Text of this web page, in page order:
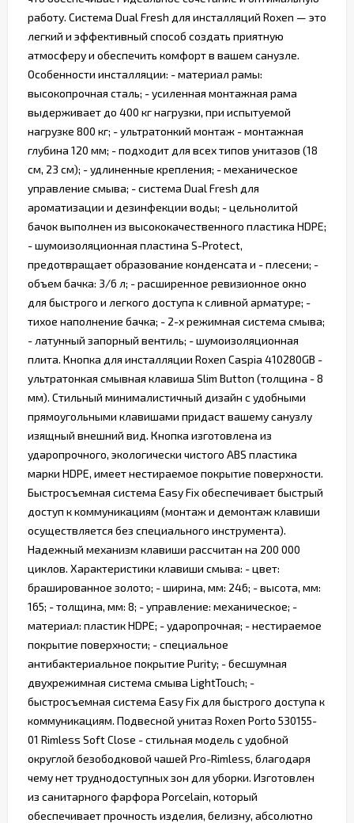
работу. Система Dual Fresh для инсталляций Roxen — это
легкий и эффективный способ создать приятную
атмосферу и обеспечить комфорт в вашем санузле.
Особенности инсталляции: - материал рамы:
высокопрочная сталь; - усиленная монтажная рама
выдерживает до 400 кг нагрузки, при испытуемой
нагрузке 800 кг; - ультратонкий монтаж - монтажная
глубина 120 мм; - подходит для всех типов унитазов (18
см, 23 см); - удлиненные крепления; - механическое
управление смыва; - система Dual Fresh для
ароматизации и дезинфекции воды; - цельнолитой
бачок выполнен из высококачественного пластика HDPE;
- шумоизоляционная пластина S-Protect,
предотвращает образование конденсата и - плесени; -
объем бачка: 3/6 л; - расширенное ревизионное окно
для быстрого и легкого доступа к сливной арматуре; -
тихое наполнение бачка; - 2-х режимная система смыва;
- латунный запорный вентиль; - шумоизоляционная
плита. Кнопка для инсталляции Roxen Caspia 410280GB -
ультратонкая смывная клавиша Slim Button (толщина - 8
мм). Стильный минималистичный дизайн с удобными
прямоугольными клавишами придаст вашему санузлу
изящный внешний вид. Кнопка изготовлена из
ударопрочного, экологически чистого ABS пластика
марки HDPE, имеет нестираемое покрытие поверхности.
Быстросъемная система Easy Fix обеспечивает быстрый
доступ к коммуникациям (монтаж и демонтаж клавиши
осуществляется без специального инструмента).
Надежный механизм клавиши рассчитан на 200 000
циклов. Характеристики клавиши смыва: - цвет:
брашированное золото; - ширина, мм: 246; - высота, мм:
165; - толщина, мм: 8; - управление: механическое; -
материал: пластик HDPE; - ударопрочная; - нестираемое
покрытие поверхности; - специальное
антибактериальное покрытие Purity; - бесшумная
двухрежимная система смыва LightTouch; -
быстросъемная система Easy Fix для быстрого доступа к
коммуникациям. Подвесной унитаз Roxen Porto 530155-
01 Rimless Soft Close - стильная модель с удобной
округлой безободковой чашей Pro-Rimless, благодаря
чему нет труднодоступных зон для уборки. Изготовлен
из санитарного фарфора Porcelain, который
обеспечивает прочность изделия, белизну, абсолютно